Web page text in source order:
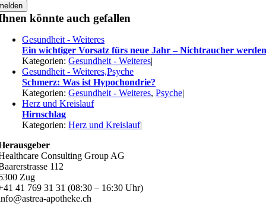
könnte auch gefallen
Gesundheit - Weiteres
Ein wichtiger Vorsatz fürs neue Jahr – Nichtraucher
Kategorien:Gesundheit - Weiteres|
Gesundheit - Weiteres,Psyche
Schmerz: Was ist Hypochondrie?
Kategorien:Gesundheit - Weiteres,Psyche|
Herz und Kreislauf
Hirnschlag
Kategorien:Herz und Kreislauf|
Consulting Group AG
112
Zug
41 769 31 31 (08:30 – 16:30 Uhr)
apotheke.ch